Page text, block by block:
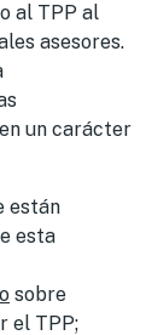
al TPP al
asesores.
un carácter
están
esta
sobre
el TPP;